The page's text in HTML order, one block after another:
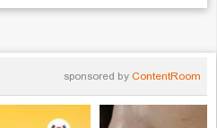
sponsored by ContentRoom